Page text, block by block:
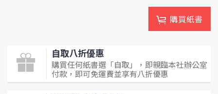
購買紙書
自取八折優惠
購買任何紙書選「自取」，即親臨本社辦公室
付款，即可免運費並享有八折優惠